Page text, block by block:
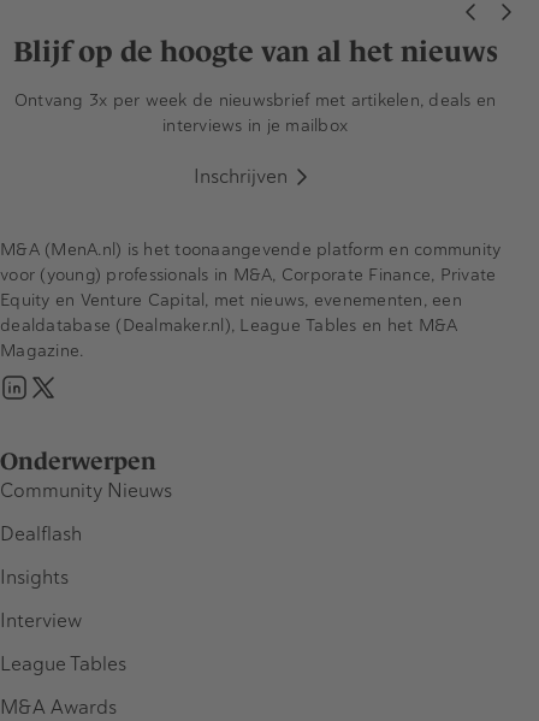
Blijf op de hoogte van al het nieuws
Ontvang 3x per week de nieuwsbrief met artikelen, deals en
interviews in je mailbox
Inschrijven
Onderwerpen
Community Nieuws
Dealflash
Insights
Interview
League Tables
M&A Awards
M&A (MenA.nl) is het toonaangevende platform en community
voor (young) professionals in M&A, Corporate Finance, Private
Equity en Venture Capital, met nieuws, evenementen, een
dealdatabase (Dealmaker.nl), League Tables en het M&A
Magazine.